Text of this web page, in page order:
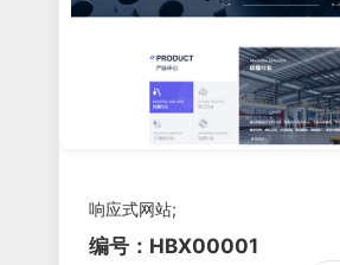
响应式网站;
编号：HBX00001